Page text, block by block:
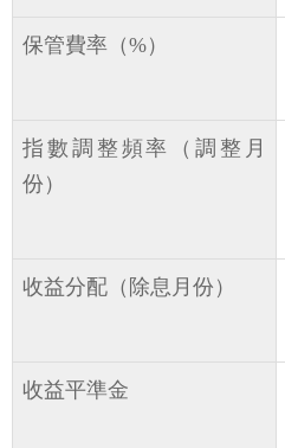
保管費率（%）
指數調整頻率（調整月
份）
收益分配（除息月份）
收益平準金